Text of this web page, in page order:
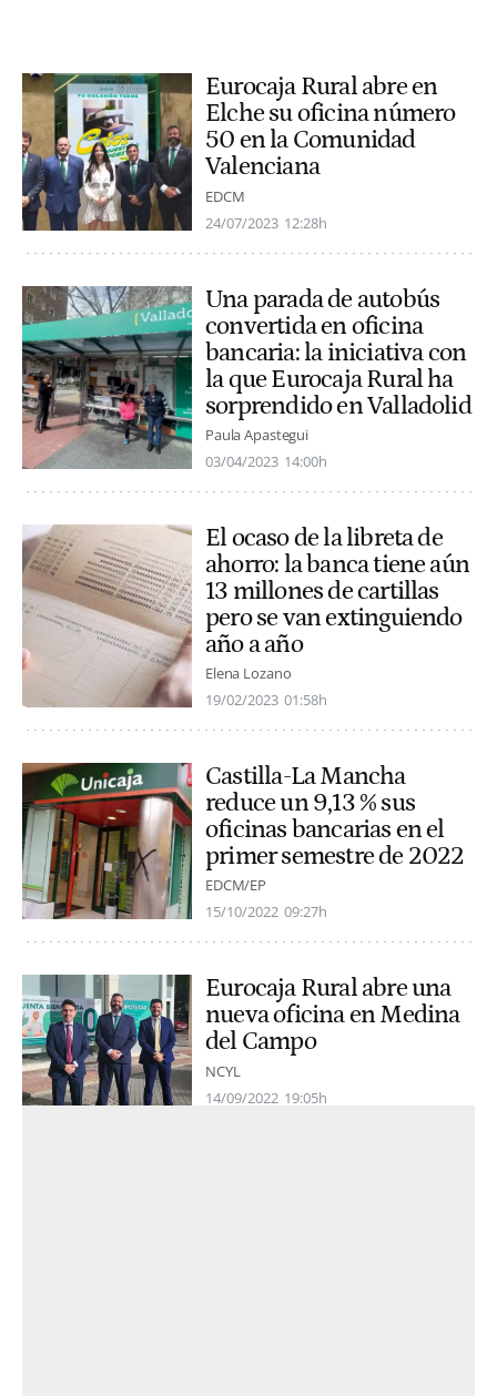
Eurocaja Rural abre en
Elche su oficina número
50 en la Comunidad
Valenciana
EDCM
24/07/2023 12:28h
Una parada de autobús
convertida en oficina
bancaria: la iniciativa con
la que Eurocaja Rural ha
sorprendido en Valladolid
Paula Apastegui
03/04/2023 14:00h
El ocaso de la libreta de
ahorro: la banca tiene aún
13 millones de cartillas
pero se van extinguiendo
año a año
Elena Lozano
19/02/2023 01:58h
Castilla-La Mancha
reduce un 9,13 % sus
oficinas bancarias en el
primer semestre de 2022
EDCM/EP
15/10/2022 09:27h
Eurocaja Rural abre una
nueva oficina en Medina
del Campo
NCYL
14/09/2022 19:05h